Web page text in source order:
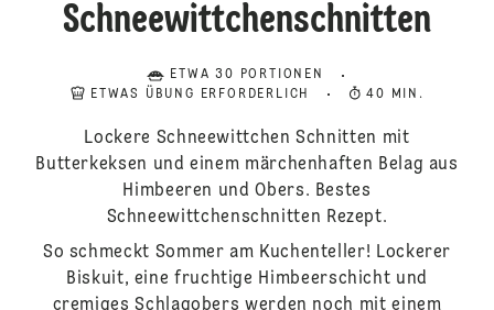
Schneewittchenschnitten
ETWA 30 PORTIONEN
ETWAS ÜBUNG ERFORDERLICH
40 MIN.
Lockere Schneewittchen Schnitten mit
Butterkeksen und einem märchenhaften Belag aus
Himbeeren und Obers. Bestes
Schneewittchenschnitten Rezept.
So schmeckt Sommer am Kuchenteller! Lockerer
Biskuit, eine fruchtige Himbeerschicht und
cremiges Schlagobers werden noch mit einem